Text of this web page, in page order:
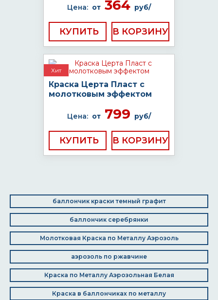
Цена: от 364 руб/
КУПИТЬ
Хит
Краска Церта Пласт с
молотковым эффектом
Цена: от 799 руб/
КУПИТЬ
баллончик краски темный графит
баллончик серебрянки
Молотковая Краска по Металлу Аэрозоль
аэрозоль по ржавчине
Краска по Металлу Аэрозольная Белая
Краска в баллончиках по металлу